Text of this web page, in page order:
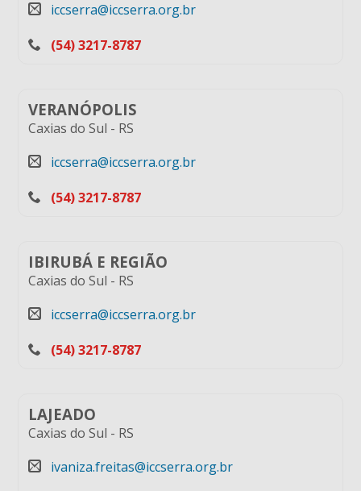
iccserra@iccserra.org.br
(54) 3217-8787
VERANÓPOLIS
Caxias do Sul - RS
iccserra@iccserra.org.br
(54) 3217-8787
IBIRUBÁ E REGIÃO
Caxias do Sul - RS
iccserra@iccserra.org.br
(54) 3217-8787
LAJEADO
Caxias do Sul - RS
ivaniza.freitas@iccserra.org.br